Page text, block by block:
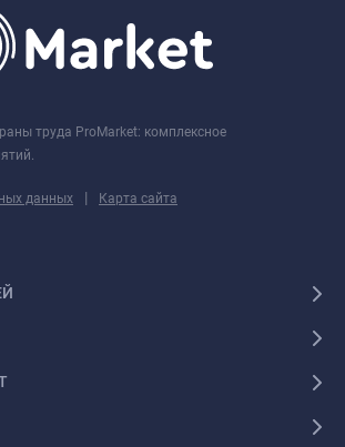
труда ProMarket: комплексное
данных | Карта сайта